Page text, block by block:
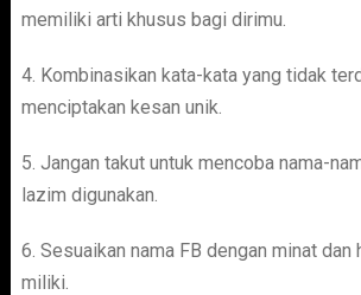
memiliki arti khusus bagi dirimu.
4. Kombinasikan kata-kata yang tidak
menciptakan kesan unik.
5. Jangan takut untuk mencoba nama-
lazim digunakan.
6. Sesuaikan nama FB dengan minat dan
miliki.